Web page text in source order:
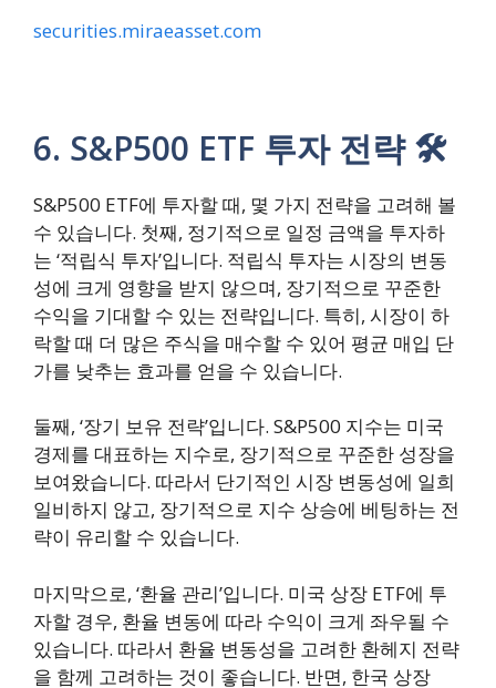
securities.miraeasset.com
6. S&P500 ETF 투자 전략 🛠️
S&P500 ETF에 투자할 때, 몇 가지 전략을 고려해 볼
수 있습니다. 첫째, 정기적으로 일정 금액을 투자하
는 ‘적립식 투자’입니다. 적립식 투자는 시장의 변동
성에 크게 영향을 받지 않으며, 장기적으로 꾸준한
수익을 기대할 수 있는 전략입니다. 특히, 시장이 하
락할 때 더 많은 주식을 매수할 수 있어 평균 매입 단
가를 낮추는 효과를 얻을 수 있습니다.
둘째, ‘장기 보유 전략’입니다. S&P500 지수는 미국
경제를 대표하는 지수로, 장기적으로 꾸준한 성장을
보여왔습니다. 따라서 단기적인 시장 변동성에 일희
일비하지 않고, 장기적으로 지수 상승에 베팅하는 전
략이 유리할 수 있습니다.
마지막으로, ‘환율 관리’입니다. 미국 상장 ETF에 투
자할 경우, 환율 변동에 따라 수익이 크게 좌우될 수
있습니다. 따라서 환율 변동성을 고려한 환헤지 전략
을 함께 고려하는 것이 좋습니다. 반면, 한국 상장